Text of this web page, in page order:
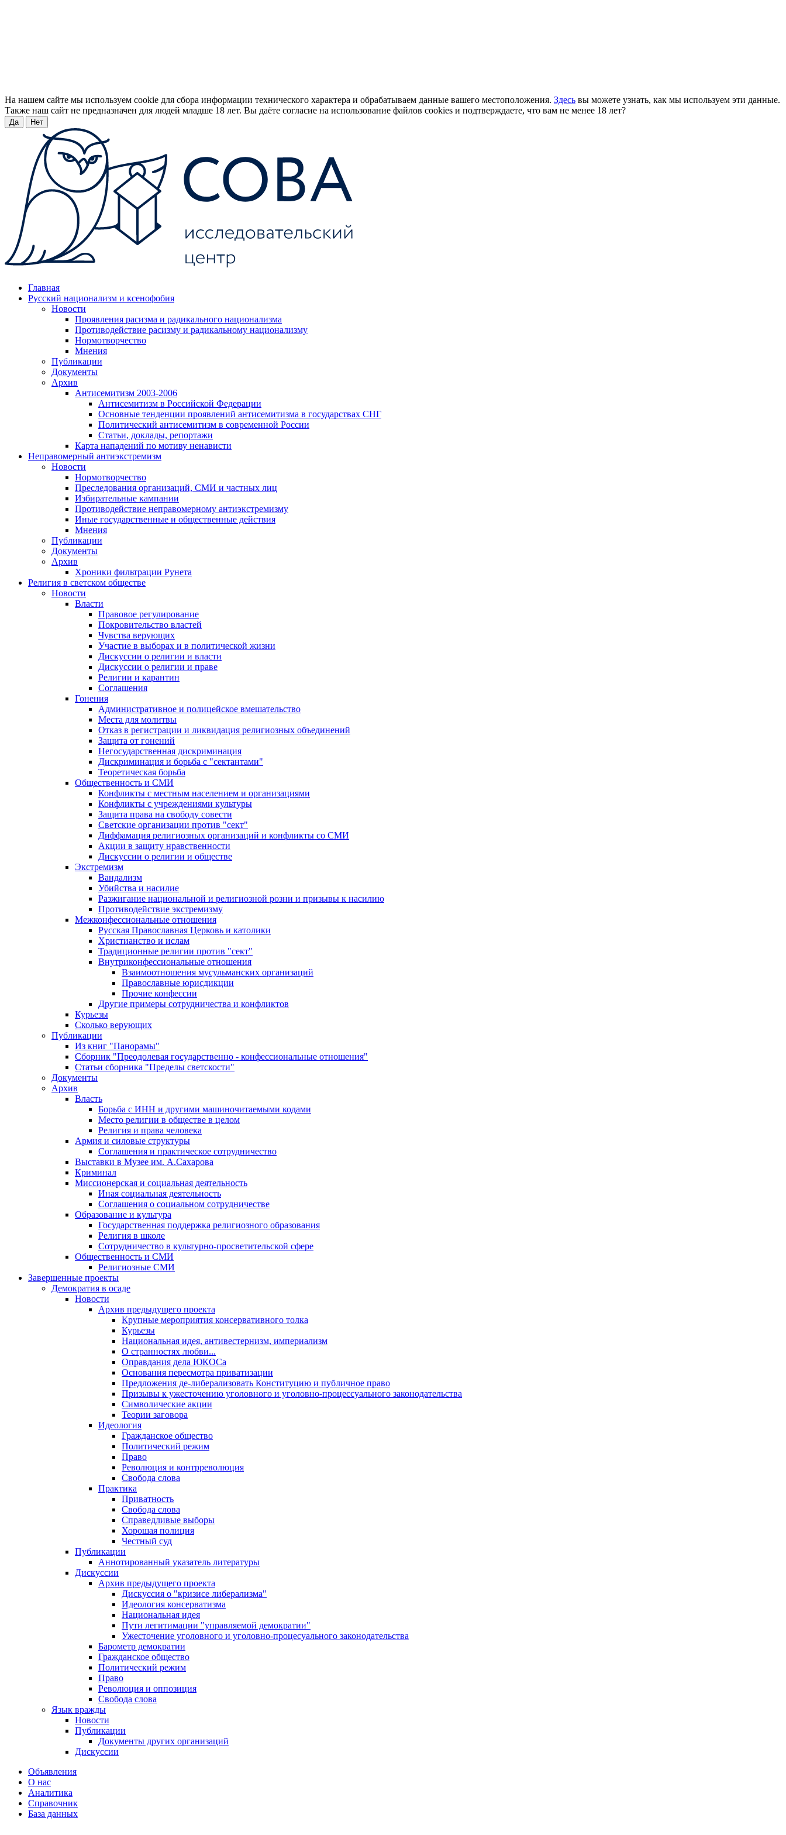
На нашем сайте мы используем cookie для сбора информации технического характера и обрабатываем данные вашего местоположения. Здесь вы можете узнать, как мы используем эти данные.
Также наш сайт не предназначен для людей младше 18 лет. Вы даёте согласие на использование файлов cookies и подтверждаете, что вам не менее 18 лет?
Да Нет
Главная
Русский национализм и ксенофобия
Новости
Проявления расизма и радикального национализма
Противодействие расизму и радикальному национализму
Нормотворчество
Мнения
Публикации
Документы
Архив
Антисемитизм 2003-2006
Антисемитизм в Российской Федерации
Основные тенденции проявлений антисемитизма в государствах СНГ
Политический антисемитизм в современной России
Статьи, доклады, репортажи
Карта нападений по мотиву ненависти
Неправомерный антиэкстремизм
Новости
Нормотворчество
Преследования организаций, СМИ и частных лиц
Избирательные кампании
Противодействие неправомерному антиэкстремизму
Иные государственные и общественные действия
Мнения
Публикации
Документы
Архив
Хроники фильтрации Рунета
Религия в светском обществе
Новости
Власти
Правовое регулирование
Покровительство властей
Чувства верующих
Участие в выборах и в политической жизни
Дискуссии о религии и власти
Дискуссии о религии и праве
Религии и карантин
Соглашения
Гонения
Административное и полицейское вмешательство
Места для молитвы
Отказ в регистрации и ликвидация религиозных объединений
Защита от гонений
Негосударственная дискриминация
Дискриминация и борьба с "сектантами"
Теоретическая борьба
Общественность и СМИ
Конфликты с местным населением и организациями
Конфликты с учреждениями культуры
Защита права на свободу совести
Светские организации против "сект"
Диффамация религиозных организаций и конфликты со СМИ
Акции в защиту нравственности
Дискуссии о религии и обществе
Экстремизм
Вандализм
Убийства и насилие
Разжигание национальной и религиозной розни и призывы к насилию
Противодействие экстремизму
Межконфессиональные отношения
Русская Православная Церковь и католики
Христианство и ислам
Традиционные религии против "сект"
Внутриконфессиональные отношения
Взаимоотношения мусульманских организаций
Православные юрисдикции
Прочие конфессии
Другие примеры сотрудничества и конфликтов
Курьезы
Сколько верующих
Публикации
Из книг "Панорамы"
Сборник "Преодолевая государственно - конфессиональные отношения"
Статьи сборника "Пределы светскости"
Документы
Архив
Власть
Борьба с ИНН и другими машиночитаемыми кодами
Место религии в обществе в целом
Религия и права человека
Армия и силовые структуры
Соглашения и практическое сотрудничество
Выставки в Музее им. А.Сахарова
Криминал
Миссионерская и социальная деятельность
Иная социальная деятельность
Соглашения о социальном сотрудничестве
Образование и культура
Государственная поддержка религиозного образования
Религия в школе
Сотрудничество в культурно-просветительской сфере
Общественность и СМИ
Религиозные СМИ
Завершенные проекты
Демократия в осаде
Новости
Архив предыдущего проекта
Крупные мероприятия консервативного толка
Курьезы
Национальная идея, антивестернизм, империализм
О странностях любви...
Оправдания дела ЮКОСа
Основания пересмотра приватизации
Предложения де-либерализовать Конституцию и публичное право
Призывы к ужесточению уголовного и уголовно-процессуального законодательства
Символические акции
Теории заговора
Идеология
Гражданское общество
Политический режим
Право
Революция и контрреволюция
Свобода слова
Практика
Приватность
Свобода слова
Справедливые выборы
Хорошая полиция
Честный суд
Публикации
Аннотированный указатель литературы
Дискуссии
Архив предыдущего проекта
Дискуссия о "кризисе либерализма"
Идеология консерватизма
Национальная идея
Пути легитимации "управляемой демократии"
Ужесточение уголовного и уголовно-процесуального законодательства
Барометр демократии
Гражданское общество
Политический режим
Право
Революция и оппозиция
Свобода слова
Язык вражды
Новости
Публикации
Документы других организаций
Дискуссии
Объявления
О нас
Аналитика
Справочник
База данных